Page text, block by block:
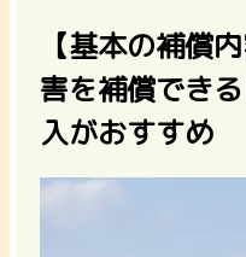
【基本の補償
害を補償でき
入がおすすめ